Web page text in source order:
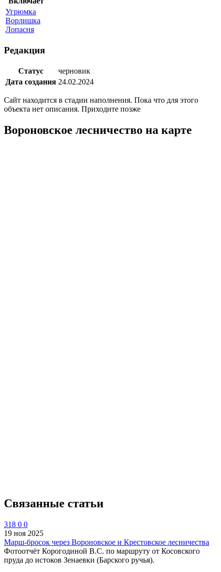
Угрюмка
Ворлишка
Лопасня
Редакция
Статус
черновик
Дата создания 24.02.2024
Сайт находится в стадии наполнения. Пока что для этого
объекта нет описания. Приходите позже
Вороновское лесничество на карте
Связанные статьи
318 0 0
19 ноя 2025
Марш-бросок через Вороновское и Крестовское лесничества
Фотоотчёт Корогодиной В.С. по маршруту от Косовского
пруда до истоков Зенаевки (Барского ручья).